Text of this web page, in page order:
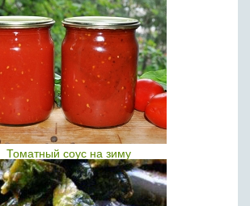
Томатный соус на зиму